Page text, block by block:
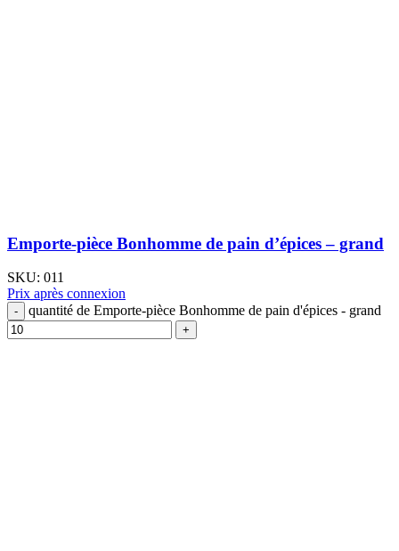
Emporte-pièce Bonhomme de pain d’épices – grand
SKU: 011
Prix après connexion
quantité de Emporte-pièce Bonhomme de pain d'épices - grand